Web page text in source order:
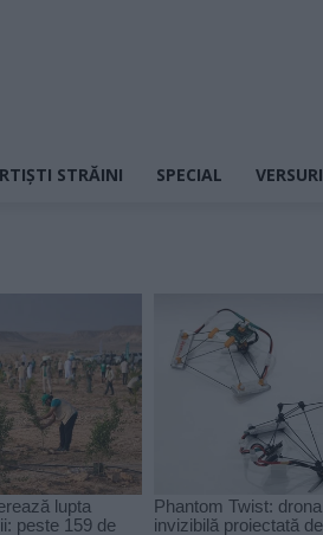
STRĂINI SPECIAL VERSURI